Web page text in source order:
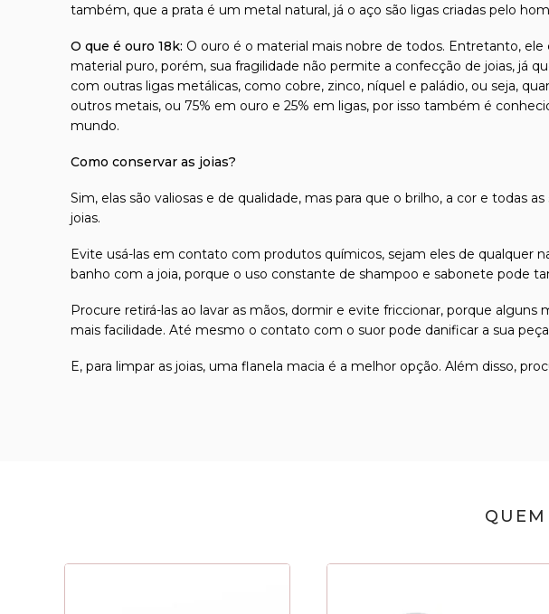
também, que a prata é um metal natural, já o aço são ligas criadas pelo
O que é ouro 18k: O ouro é o material mais nobre de todos. Entretanto,
material puro, porém, sua fragilidade não permite a confecção de joias, já
com outras ligas metálicas, como cobre, zinco, níquel e paládio, ou seja,
outros metais, ou 75% em ouro e 25% em ligas, por isso também é
mundo.
Como conservar as joias?
Sim, elas são valiosas e de qualidade, mas para que o brilho, a cor e todas
joias.
Evite usá-las em contato com produtos químicos, sejam eles de qualquer
banho com a joia, porque o uso constante de shampoo e sabonete pode
Procure retirá-las ao lavar as mãos, dormir e evite friccionar, porque
mais facilidade. Até mesmo o contato com o suor pode danificar a sua
E, para limpar as joias, uma flanela macia é a melhor opção. Além disso,